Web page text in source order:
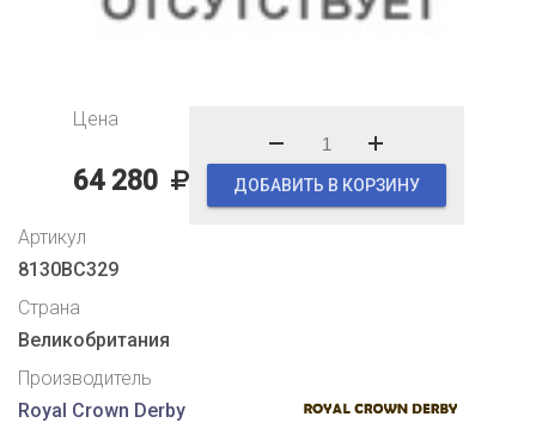
Цена
64 280 ДОБАВИТЬ В КОРЗИНУ
Артикул
8130BC329
Страна
Великобритания
Производитель
Royal Crown Derby